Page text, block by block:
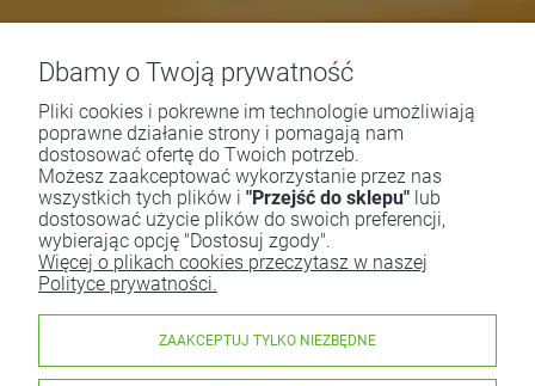
Dbamy o Twoją prywatność
Pliki cookies i pokrewne im technologie umożliwiają
poprawne działanie strony i pomagają nam
dostosować ofertę do Twoich potrzeb.
Możesz zaakceptować wykorzystanie przez nas
wszystkich tych plików i "Przejść do sklepu" lub
dostosować użycie plików do swoich preferencji,
wybierając opcję "Dostosuj zgody".
Więcej o plikach cookies przeczytasz w naszej
Polityce prywatności.
ZAAKCEPTUJ TYLKO NIEZBĘDNE